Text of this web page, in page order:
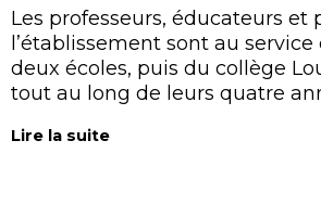
Les professeurs, éducateurs et
l’établissement sont au
deux écoles, puis du collège
tout au long de leurs quatre
Lire la suite